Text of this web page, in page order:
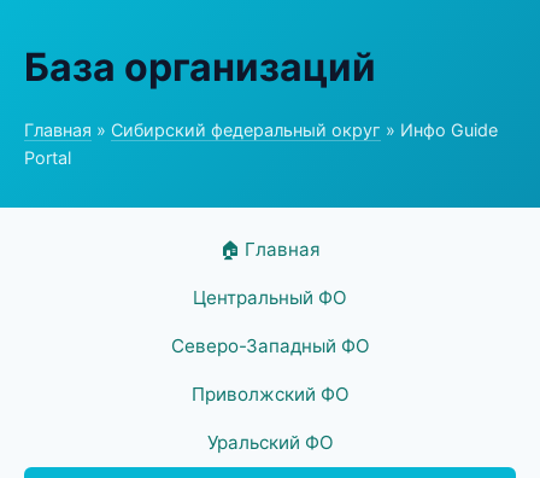
База организаций
Главная » Сибирский федеральный округ » Инфо Guide
Portal
🏠 Главная
Центральный ФО
Северо-Западный ФО
Приволжский ФО
Уральский ФО